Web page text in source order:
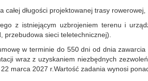
długości projektowanej trasy rowerowej,
z istniejącym uzbrojeniem terenu i
przebudowa sieci teletechnicznej).
w terminie do 550 dni od dnia
wraz z uzyskaniem niezbędnych
marca 2027 r.Wartość zadania wynosi